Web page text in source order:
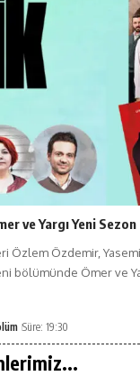
ve Yargı Yeni Sezon
Özlem Özdemir,
bölümünde Ömer ve
Süre: 19:30